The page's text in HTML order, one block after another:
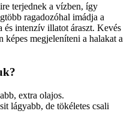
terjednek a vízben, így
ragadozóhal imádja a
és intenzív illatot áraszt. Kevés
megjeleníteni a halakat a
extra olajos.
lágyabb, de tökéletes csali